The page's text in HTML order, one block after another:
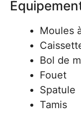
Moules
Bol de
Fouet
Spatule
Tamis